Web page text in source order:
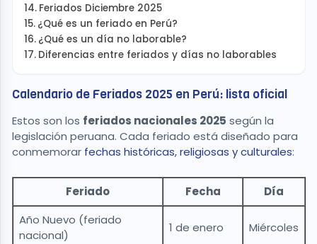
Feriados Diciembre 2025
¿Qué es un feriado en Perú?
¿Qué es un día no laborable?
Diferencias entre feriados y días no laborables
Calendario de Feriados 2025 en Perú: lista oficial
Estos son los feriados nacionales 2025 según la
legislación peruana. Cada feriado está diseñado para
conmemorar fechas históricas, religiosas y culturales:
Feriado Fecha
Día
Año Nuevo (feriado
nacional)
1 de enero Miércoles